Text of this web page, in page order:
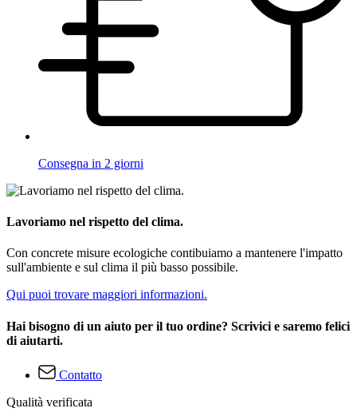
Consegna in 2 giorni
Lavoriamo nel rispetto del clima.
Con concrete misure ecologiche contibuiamo a mantenere l'impatto
sull'ambiente e sul clima il più basso possibile.
Qui puoi trovare maggiori informazioni.
Hai bisogno di un aiuto per il tuo ordine? Scrivici e saremo felici
di aiutarti.
Contatto
Qualità verificata